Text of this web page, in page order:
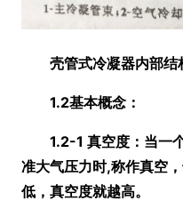
壳管式冷凝器内部结
1.2基本概念：
1.2-1 真空度：当一
准大气压力时,称作真空
低，真空度就越高。